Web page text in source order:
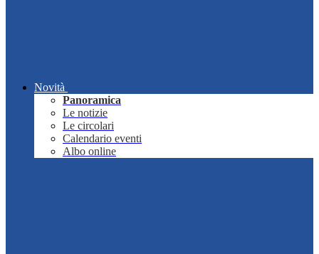
Novità
Panoramica
Le notizie
Le circolari
Calendario eventi
Albo online